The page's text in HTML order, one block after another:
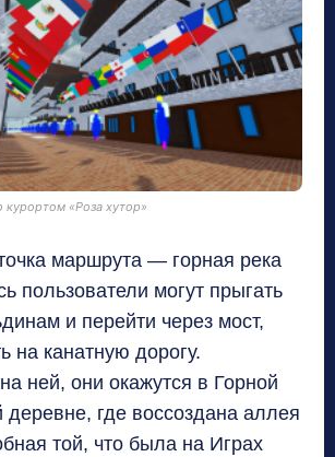
курортом «Роза хутор»
маршрута — горная река
пользователи могут прыгать
и перейти через мост,
на канатную дорогу.
ней, они окажутся в Горной
где воссоздана аллея
той, что была на Играх